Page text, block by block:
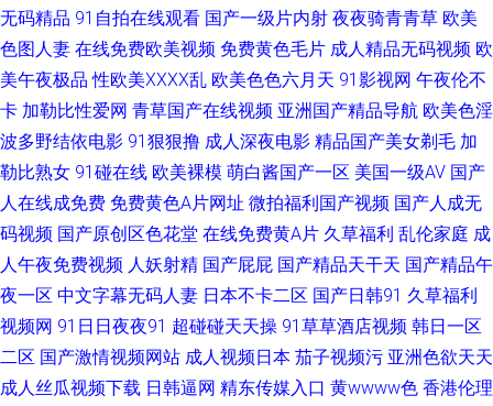
国产精品韩日 欧美色图色 日韩h片网站 91白虎丝袜萝莉 www97色 亚洲影院
日韩精品国产精品 91福利导 99TV污黄 福利视频网址 狼友www 人妻熟女一
级片 五月狼人AV AV东方无码 国产精品打炮自拍 青青热久 欧美第一页www
无码爆乳久久 国产日韩乱 女同六区 日韩有码au 成人超碰 欧美激情熟妇 少妇
黑丝足交 人妻精品二区在线 欧亚另类综合 欧美极品性爱 伊人在线成人av 99
香蕉热播 成人论理视屏 国产色五月婷婷 欧美成人99密芽 婷婷爱香蕉 综合无
无码精品 91自拍在线观看 国产一级片内射 夜夜骑青青草 欧美
色图人妻 在线免费欧美视频 免费黄色毛片 成人精品无码视频 欧
美午夜极品 性欧美ⅩⅩⅩⅩ乱 欧美色色六月天 91影视网 午夜伦不
卡 加勒比性爱网 青草国产在线视频 亚洲国产精品导航 欧美色淫
波多野结依电影 91狠狠撸 成人深夜电影 精品国产美女剃毛 加
勒比熟女 91碰在线 欧美裸模 萌白酱国产一区 美国一级AV 国产
人在线成免费 免费黄色A片网址 微拍福利国产视频 国产人成无
码视频 国产原创区色花堂 在线免费黄A片 久草福利 乱伦家庭 成
人午夜免费视频 人妖射精 国产屁屁 国产精品天干天 国产精品午
夜一区 中文字幕无码人妻 日本不卡二区 国产日韩91 久草福利
视频网 91日日夜夜91 超碰碰天天操 91草草酒店视频 韩日一区
二区 国产激情视频网站 成人视频日本 茄子视频污 亚洲色欲天天
成人丝瓜视频下载 日韩逼网 精东传媒入口 黄wwww色 香港伦理